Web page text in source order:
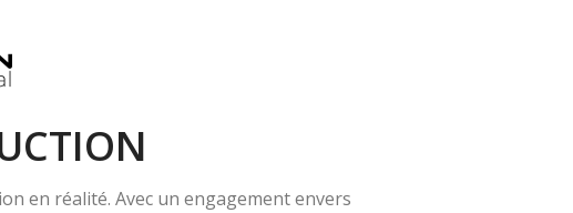
en réalité. Avec un engagement envers